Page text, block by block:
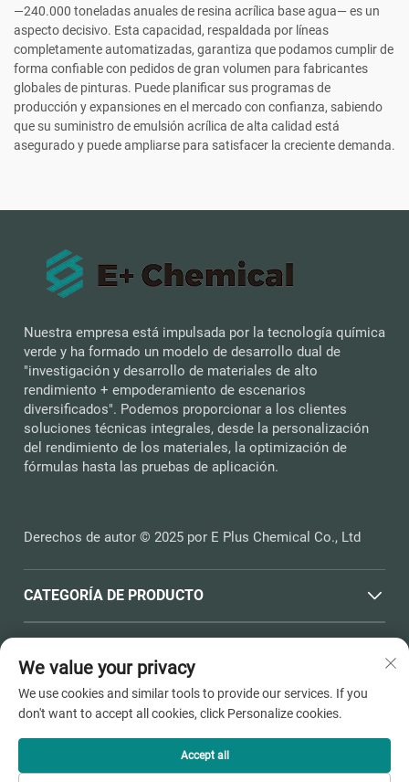
—240.000 toneladas anuales de resina acrílica base agua— es un
aspecto decisivo. Esta capacidad, respaldada por líneas
completamente automatizadas, garantiza que podamos cumplir de
forma confiable con pedidos de gran volumen para fabricantes
globales de pinturas. Puede planificar sus programas de
producción y expansiones en el mercado con confianza, sabiendo
que su suministro de emulsión acrílica de alta calidad está
asegurado y puede ampliarse para satisfacer la creciente demanda.
Nuestra empresa está impulsada por la tecnología química
verde y ha formado un modelo de desarrollo dual de
"investigación y desarrollo de materiales de alto
rendimiento + empoderamiento de escenarios
diversificados". Podemos proporcionar a los clientes
soluciones técnicas integrales, desde la personalización
del rendimiento de los materiales, la optimización de
fórmulas hasta las pruebas de aplicación.
Derechos de autor © 2025 por E Plus Chemical Co., Ltd
CATEGORÍA DE PRODUCTO
INFORMACIÓN DE CONTACTO
Office add : N.º 398, Carretera Haichen, Town Dushangang,
Ciudad de Pinghu, Ciudad de Jiaxing, Provincia de Zhejiang
Correo electrónico:[email protected]
We value your privacy
We use cookies and similar tools to provide our services. If you
don't want to accept all cookies, click Personalize cookies.
Accept all